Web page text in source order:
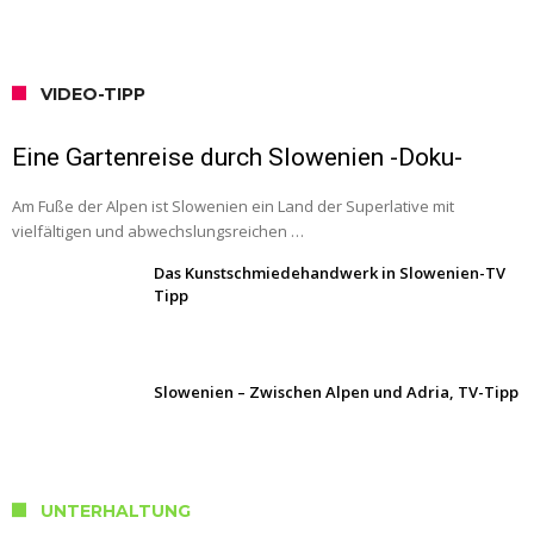
VIDEO-TIPP
Eine Gartenreise durch Slowenien -Doku-
Am Fuße der Alpen ist Slowenien ein Land der Superlative mit
vielfältigen und abwechslungsreichen …
Das Kunstschmiedehandwerk in Slowenien-TV
Tipp
Slowenien – Zwischen Alpen und Adria, TV-Tipp
UNTERHALTUNG